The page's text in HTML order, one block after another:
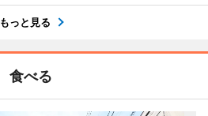
もっと見る
食べる